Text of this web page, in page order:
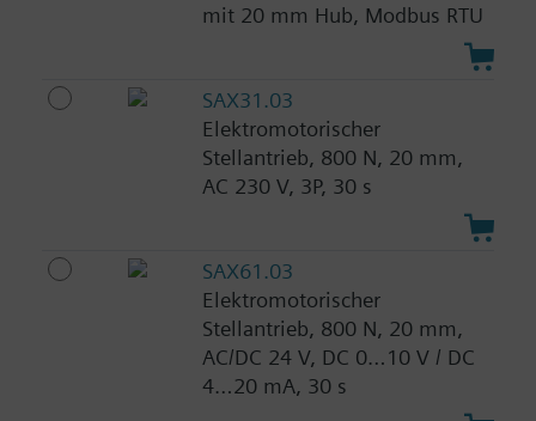
mit 20 mm Hub, Modbus RTU
SAX31.03
Elektromotorischer
Stellantrieb, 800 N, 20 mm,
AC 230 V, 3P, 30 s
SAX61.03
Elektromotorischer
Stellantrieb, 800 N, 20 mm,
AC/DC 24 V, DC 0…10 V / DC
4…20 mA, 30 s